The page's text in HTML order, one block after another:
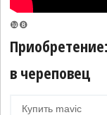
❿❽
в череповец
Купить mavic